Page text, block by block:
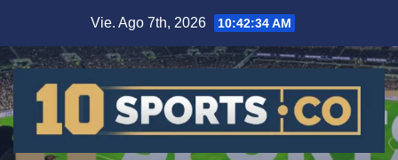
Vie. Ago 7th, 2026 10:42:34 AM